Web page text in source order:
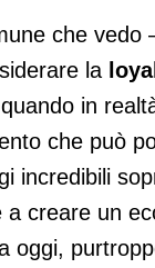
che vedo
la
in
che può
incredibili
a creare un
oggi,